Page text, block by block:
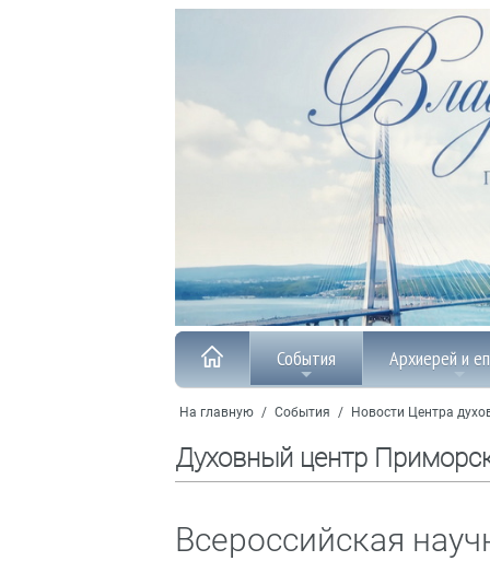
События Архиерей и
На главную / События / Новости Центра
Духовный центр
Всероссийская